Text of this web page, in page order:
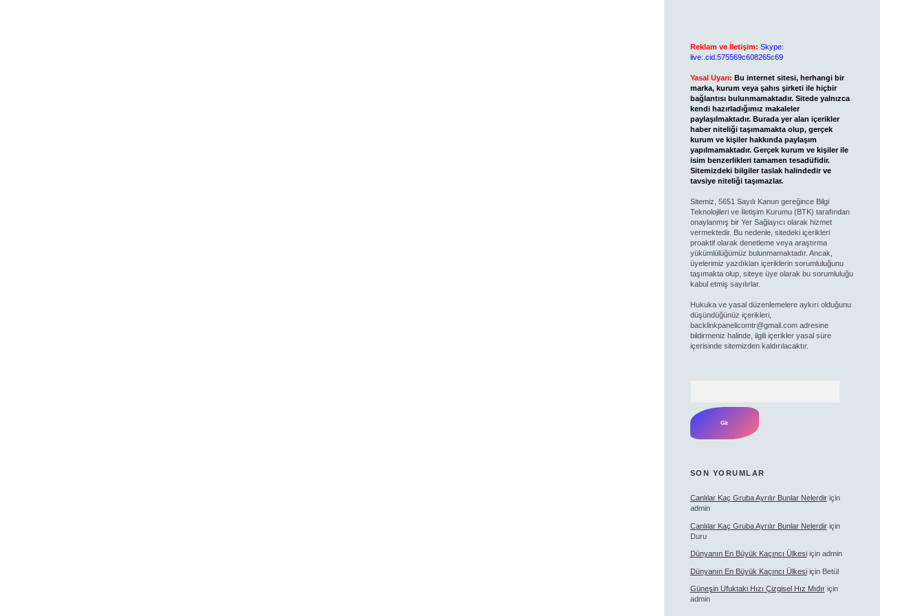
Reklam ve İletişim: Skype:
live:.cid.575569c608265c69
Yasal Uyarı: Bu internet sitesi, herhangi bir
marka, kurum veya şahıs şirketi ile hiçbir
bağlantısı bulunmamaktadır. Sitede yalnızca
kendi hazırladığımız makaleler
paylaşılmaktadır. Burada yer alan içerikler
haber niteliği taşımamakta olup, gerçek
kurum ve kişiler hakkında paylaşım
yapılmamaktadır. Gerçek kurum ve kişiler ile
isim benzerlikleri tamamen tesadüfidir.
Sitemizdeki bilgiler taslak halindedir ve
tavsiye niteliği taşımazlar.
Sitemiz, 5651 Sayılı Kanun gereğince Bilgi
Teknolojileri ve İletişim Kurumu (BTK) tarafından
onaylanmış bir Yer Sağlayıcı olarak hizmet
vermektedir. Bu nedenle, sitedeki içerikleri
proaktif olarak denetleme veya araştırma
yükümlülüğümüz bulunmamaktadır. Ancak,
üyelerimiz yazdıkları içeriklerin sorumluluğunu
taşımakta olup, siteye üye olarak bu sorumluluğu
kabul etmiş sayılırlar.
Hukuka ve yasal düzenlemelere aykırı olduğunu
düşündüğünüz içerikleri,
backlinkpanelicomtr@gmail.comadresine
bildirmeniz halinde, ilgili içerikler yasal süre
içerisinde sitemizden kaldırılacaktır.
SON YORUMLAR
Canlılar Kaç Gruba Ayrılır Bunlar Nelerdiriçin
admin
Canlılar Kaç Gruba Ayrılır Bunlar Nelerdiriçin
Duru
Dünyanın En Büyük Kaçıncı Ülkesiiçin admin
Dünyanın En Büyük Kaçıncı Ülkesiiçin Betül
Güneşin Ufuktaki Hızı Çizgisel Hız Mıdıriçin
admin